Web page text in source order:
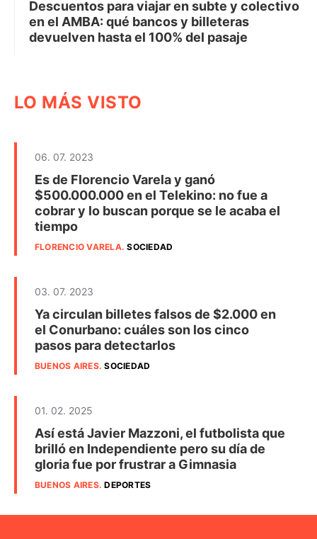
Descuentos para viajar en subte y colectivo
en el AMBA: qué bancos y billeteras
devuelven hasta el 100% del pasaje
LO MÁS VISTO
06. 07. 2023
Es de Florencio Varela y ganó
$500.000.000 en el Telekino: no fue a
cobrar y lo buscan porque se le acaba el
tiempo
FLORENCIO VARELA.SOCIEDAD
03. 07. 2023
Ya circulan billetes falsos de $2.000 en
el Conurbano: cuáles son los cinco
pasos para detectarlos
BUENOS AIRES.SOCIEDAD
01. 02. 2025
Así está Javier Mazzoni, el futbolista que
brilló en Independiente pero su día de
gloria fue por frustrar a Gimnasia
BUENOS AIRES.DEPORTES